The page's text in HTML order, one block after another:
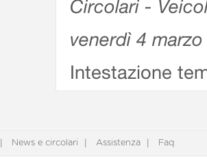
Circolari -
venerdì 4
Intestazione
News e circolari Assistenza Faq